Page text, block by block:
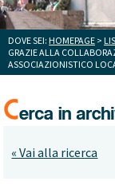
DOVE SEI: HOMEPAGE >
GRAZIE ALLA
ASSOCIAZIONISTICO
« Vai alla ricerca